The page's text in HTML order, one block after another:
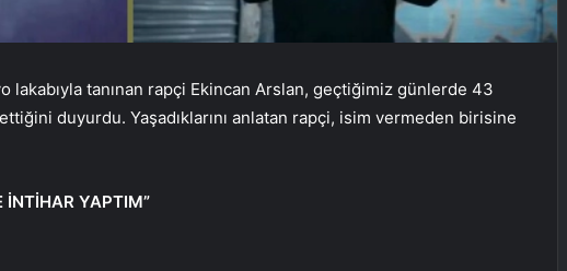
lakabıyla tanınan rapçi Ekincan Arslan, geçtiğimiz günlerde 43
duyurdu. Yaşadıklarını anlatan rapçi, isim vermeden birisine
İNTİHAR YAPTIM”